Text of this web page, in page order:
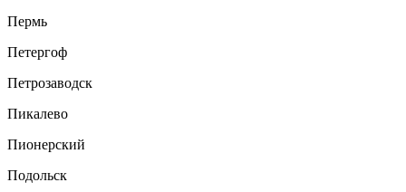
Пермь
Петергоф
Петрозаводск
Пикалево
Пионерский
Подольск